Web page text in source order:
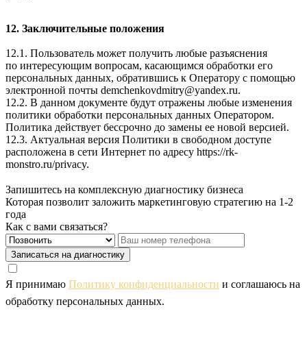
12. Заключительные положения
12.1. Пользователь может получить любые разъяснения
по интересующим вопросам, касающимся обработки его
персональных данных, обратившись к Оператору с помощью
электронной почты demchenkovdmitry@yandex.ru.
12.2. В данном документе будут отражены любые изменения
политики обработки персональных данных Оператором.
Политика действует бессрочно до замены ее новой версией.
12.3. Актуальная версия Политики в свободном доступе
расположена в сети Интернет по адресу https://rk-
monstro.ru/privacy.
Запишитесь на комплексную диагностику бизнеса
Которая позволит заложить маркетинговую стратегию на 1-2
года
Как с вами связаться?
Записаться на диагностику
Я принимаю Политику конфиденциальности и соглашаюсь на
обработку персональных данных.